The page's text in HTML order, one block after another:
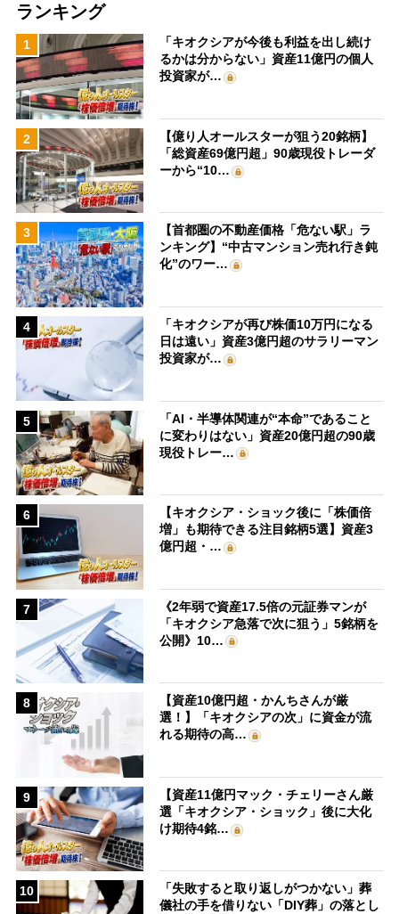
ランキング
1
「キオクシアが今後も利益を出し続け
るかは分からない」資産11億円の個人
投資家が…
2
【億り人オールスターが狙う20銘柄】
「総資産69億円超」90歳現役トレーダ
ーから“10…
3
【首都圏の不動産価格「危ない駅」ラ
ンキング】“中古マンション売れ行き鈍
化”のワー…
4
「キオクシアが再び株価10万円になる
日は遠い」資産3億円超のサラリーマン
投資家が…
5
「AI・半導体関連が“本命”であること
に変わりはない」資産20億円超の90歳
現役トレー…
6
【キオクシア・ショック後に「株価倍
増」も期待できる注目銘柄5選】資産3
億円超・…
7
《2年弱で資産17.5倍の元証券マンが
「キオクシア急落で次に狙う」5銘柄を
公開》10…
8
【資産10億円超・かんちさんが厳
選！】「キオクシアの次」に資金が流
れる期待の高…
9
【資産11億円マック・チェリーさん厳
選「キオクシア・ショック」後に大化
け期待4銘…
10
「失敗すると取り返しがつかない」葬
儀社の手を借りない「DIY葬」の落とし